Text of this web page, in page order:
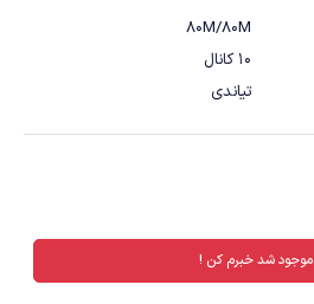
80M/80M
10 کانال
تیاندی
موجود شد خبرم کن !